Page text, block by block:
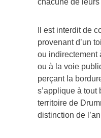
Il est interdit de
provenant d’un
ou indirectement
ou à la voie
perçant la
s’applique à tout
territoire de
distinction de